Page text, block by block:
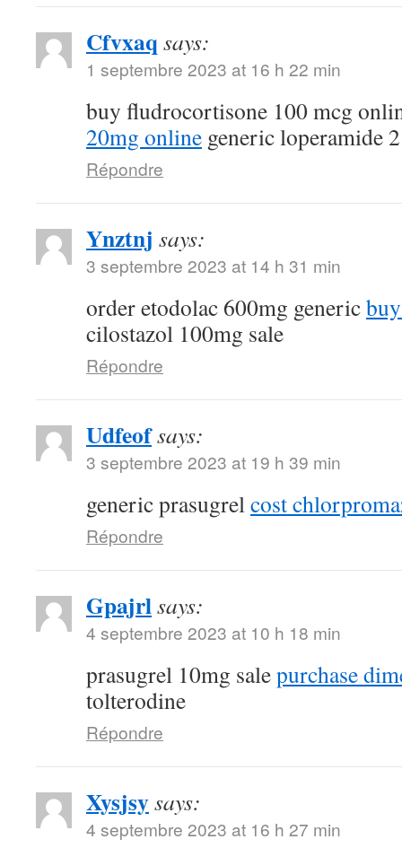
Cfvxaq says:
1 septembre 2023 at 16 h 22 min
buy fludrocortisone 100 mcg
20mg online generic loperamide
Répondre
Ynztnj says:
3 septembre 2023 at 14 h 31 min
order etodolac 600mg generic
cilostazol 100mg sale
Répondre
Udfeofsays:
3 septembre 2023 at 19 h 39 min
generic prasugrelcost
Répondre
Gpajrlsays:
4 septembre 2023 at 10 h 18 min
prasugrel 10mg salepurchase
tolterodine
Répondre
Xysjsysays:
4 septembre 2023 at 16 h 27 min